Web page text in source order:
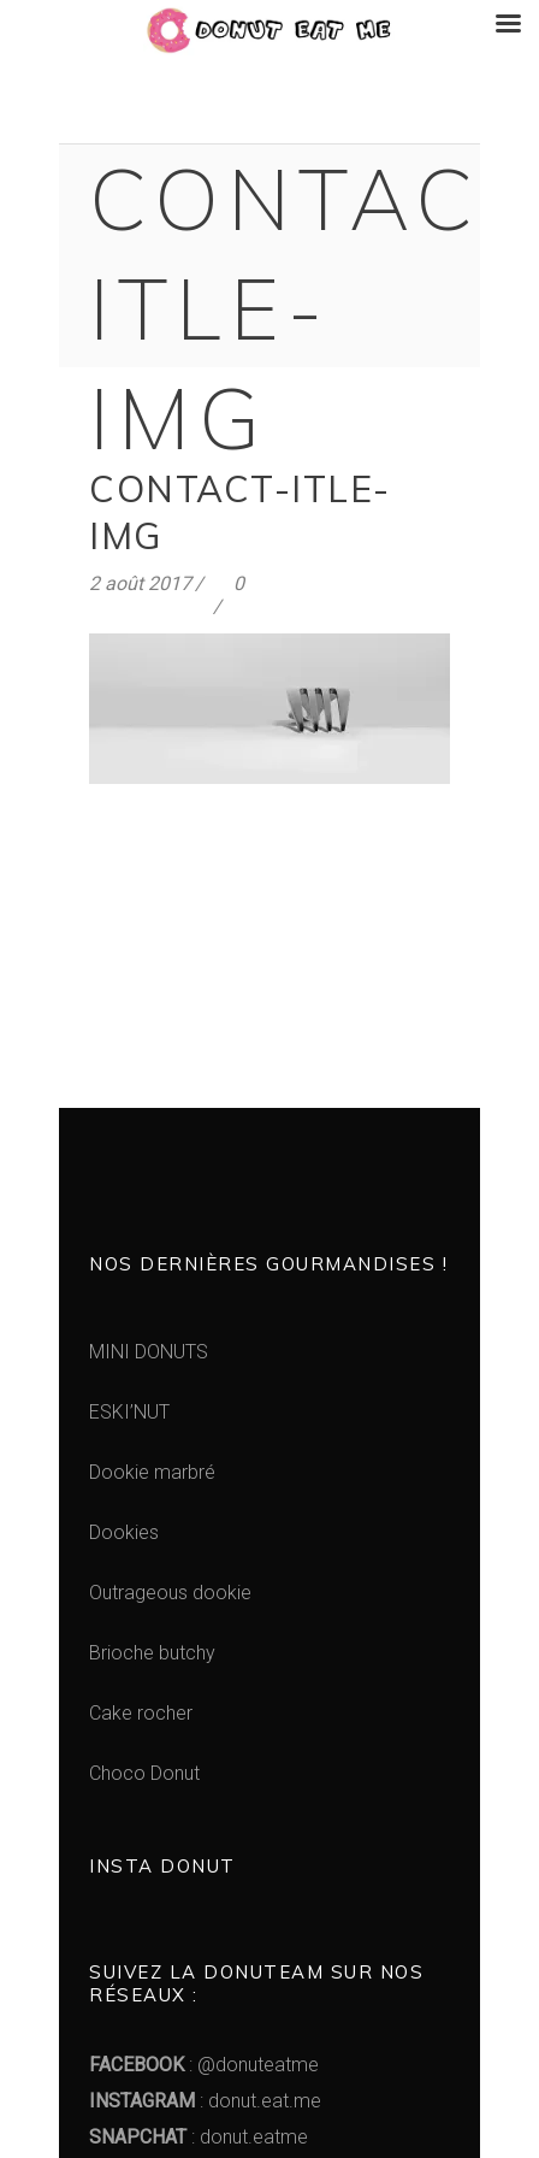
ITLE-
IMG
CONTACT-ITLE-
IMG
2 août 2017 0
NOS DERNIÈRES GOURMANDISES !
MINI DONUTS
ESKI’NUT
Dookie marbré
Dookies
Outrageous dookie
Brioche butchy
Cake rocher
Choco Donut
INSTA DONUT
SUIVEZ LA DONUTEAM SUR NOS
RÉSEAUX :
FACEBOOK: @donuteatme
INSTAGRAM : donut.eat.me
SNAPCHAT: donut.eatme